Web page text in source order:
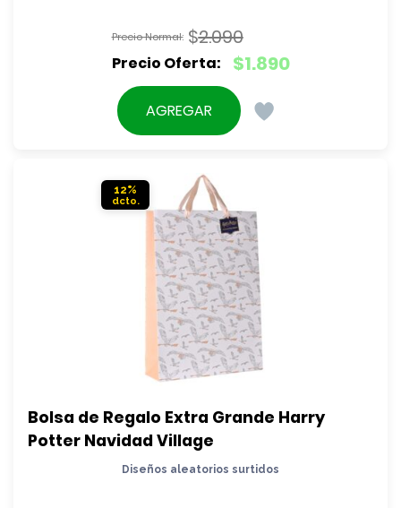
$2.090
El
precio
original
$1.890
El
precio
actual
$1.890.
AGREGAR
12%
Bolsa de Regalo Extra Grande Harry
Potter Navidad Village
Diseños aleatorios surtidos